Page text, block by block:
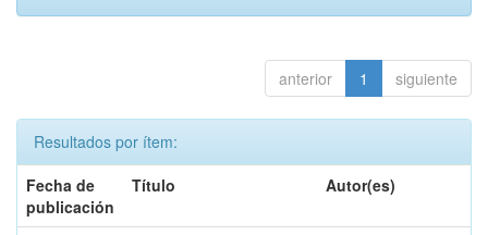
anterior 1 siguiente
Resultados por ítem:
Fecha de
publicación
Título Autor(es)